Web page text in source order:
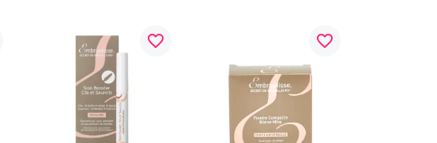
favorite_border favorite_border